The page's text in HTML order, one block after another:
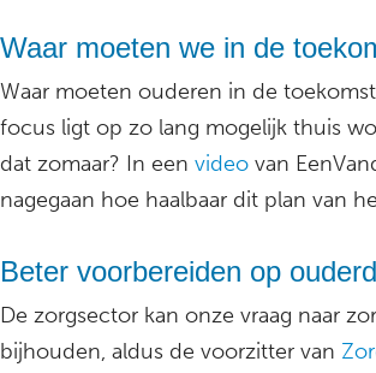
Waar moeten we in de
Waar moeten ouderen in de
focus ligt op zo lang mogelijk thuis
dat zomaar? In een video van
nagegaan hoe haalbaar dit plan van
Beter voorbereiden op
De zorgsector kan onze vraag naar
bijhouden, aldus de voorzitter van